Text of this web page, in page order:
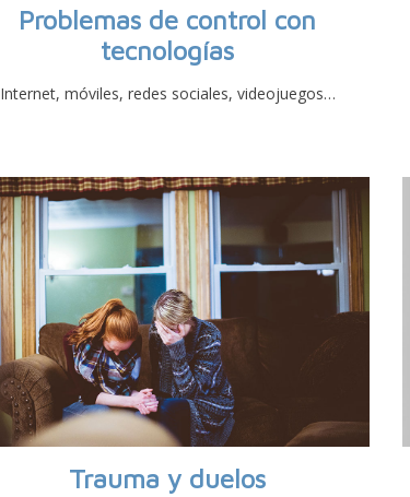
Problemas de control con
tecnologías
Internet, móviles, redes sociales, videojuegos…
Trauma y duelos